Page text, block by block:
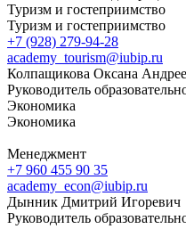
Туризм и гостеприимство
Туризм и гостеприимство
+7 (928) 279-94-28
academy_tourism@iubip.ru
Колпащикова Оксана
Руководитель
Экономика
Экономика
Менеджмент
+7 960 455 90 35
academy_econ@iubip.ru
Дынник Дмитрий Игоревич
Руководитель